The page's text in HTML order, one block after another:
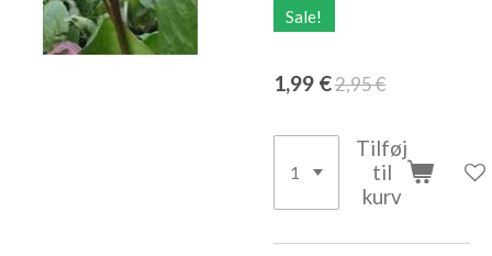
Sale!
1,99 €2,95 €
Tilføj
til
kurv